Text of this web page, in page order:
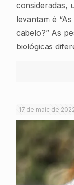
consideradas,
levantam é
cabelo?” As
biológicas
17 de maio de 2022